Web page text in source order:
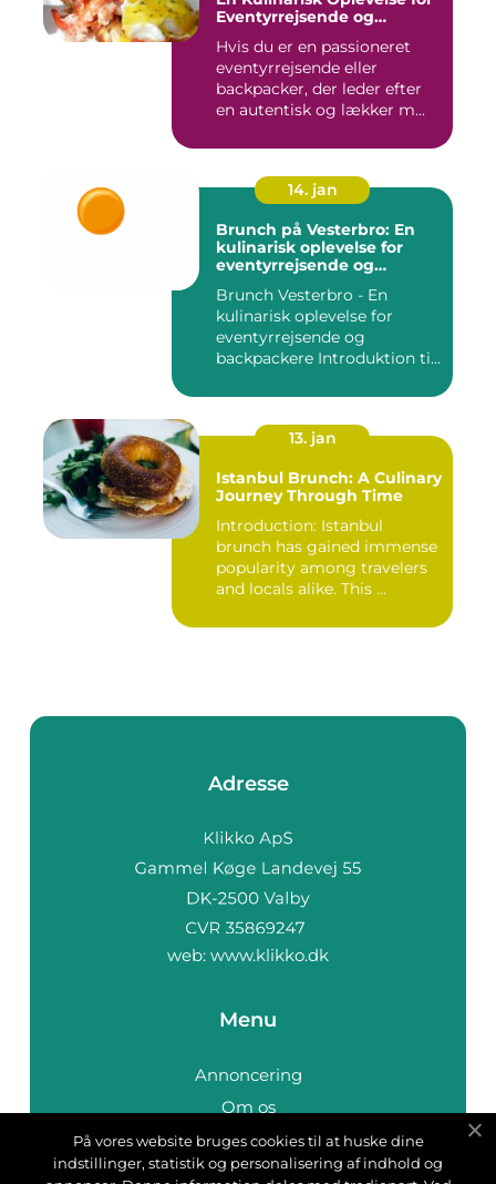
Eventyrrejsende og
Hvis du er en passioneret
eventyrrejsende eller
backpacker, der leder efter
en autentisk og lækker m...
14. jan
Brunch på Vesterbro: En
kulinarisk oplevelse for
eventyrrejsende og
Brunch Vesterbro - En
kulinarisk oplevelse for
eventyrrejsende og
backpackere Introduktion til
13. jan
Istanbul Brunch: A Culinary
Journey Through Time
Introduction: Istanbul
brunch has gained immense
popularity among travelers
and locals alike. This ...
Adresse
web: www.klikko.dk
Menu
Annoncering
Om os
Cookies
Kontakt os
På vores website bruges cookies til at huske dine
indstillinger, statistik og personalisering af indhold og